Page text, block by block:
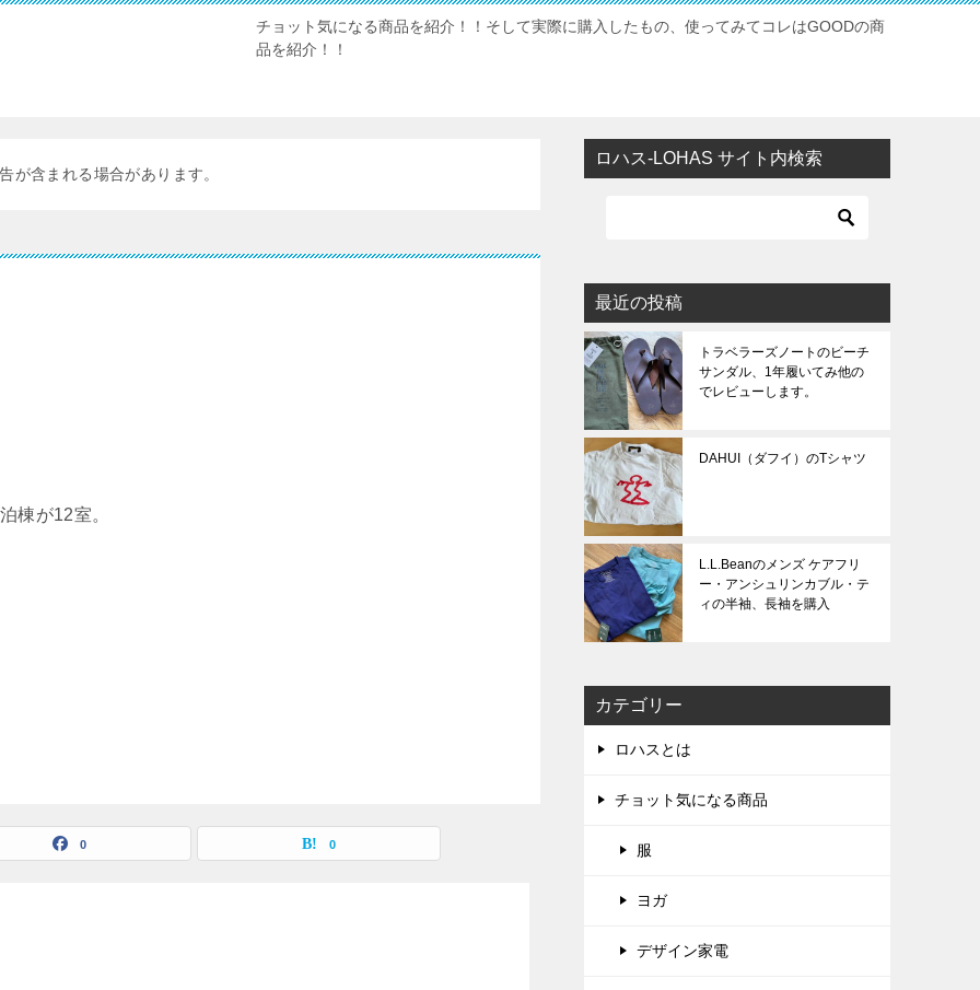
チョット気になる商品を紹介！！そして実際に購入したもの、使ってみてコレはGOODの商
品を紹介！！
が含まれる場合があります。
棟が12室。
0 0
ロハス-LOHAS サイト内検索
最近の投稿
トラベラーズノートのビーチ
サンダル、1年履いてみ他の
でレビューします。
DAHUI（ダフイ）のTシャツ
L.L.Beanのメンズ ケアフリ
ー・アンシュリンカブル・テ
ィの半袖、長袖を購入
カテゴリー
ロハスとは
チョット気になる商品
服
ヨガ
デザイン家電